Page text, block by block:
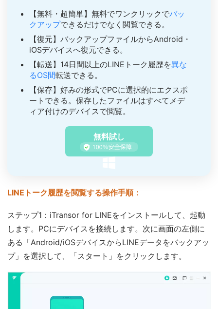
【無料・超簡単】無料でワンクリックでバッ
クアップできるだけでなく閲覧できる。
【復元】バックアップファイルからAndroid・
iOSデバイスへ復元できる。
【転送】14日間以上のLINEトーク履歴を異な
るOS間転送できる。
【保存】好みの形式でPCに選択的にエクスポ
ートできる。保存したファイルはすべてメデ
ィア付けのデバイスで閲覧。
無料試し
LINEトーク履歴を閲覧する操作手順：
ステップ1：iTransor for LINEをインストールして、起動
します。PCにデバイスを接続します。次に画面の左側に
ある「Android/iOSデバイスからLINEデータをバックアッ
プ」を選択して、「スタート」をクリックします。